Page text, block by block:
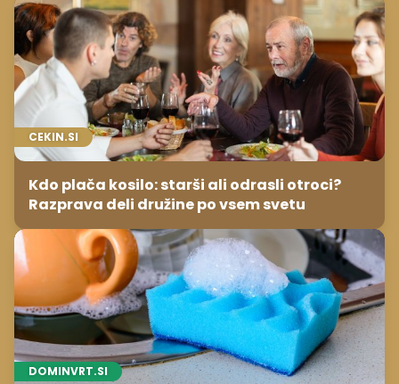
CEKIN.SI
Kdo plača kosilo: starši ali odrasli otroci?
Razprava deli družine po vsem svetu
DOMINVRT.SI